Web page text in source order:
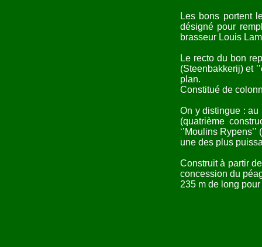
Les bons portent
désigné pour
brasseur Louis
Le recto du bon
(Steenbakkerij) et
plan.
Constitué de
On y distingue : au
(quatrième
‘’Moulins
une des plus
Construit à partir
concession du
235 m de long